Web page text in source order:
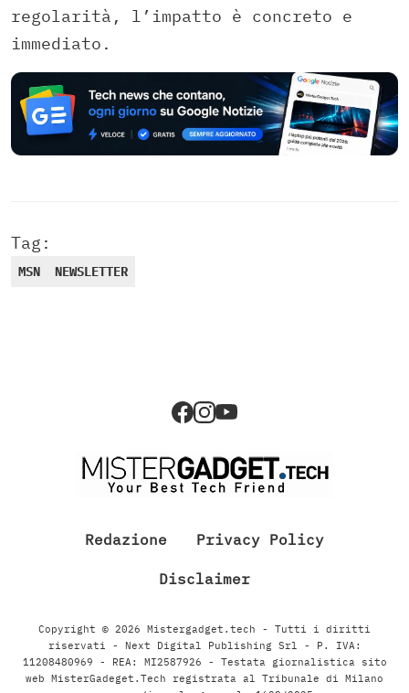
regolarità, l’impatto è concreto e
immediato.
Tag:
MSN NEWSLETTER
Redazione Privacy Policy
Disclaimer
Copyright © 2026 Mistergadget.tech - Tutti i diritti
riservati - Next Digital Publishing Srl - P. IVA:
11208480969 - REA: MI2587926 - Testata giornalistica sito
web MisterGadeget.Tech registrata al Tribunale di Milano